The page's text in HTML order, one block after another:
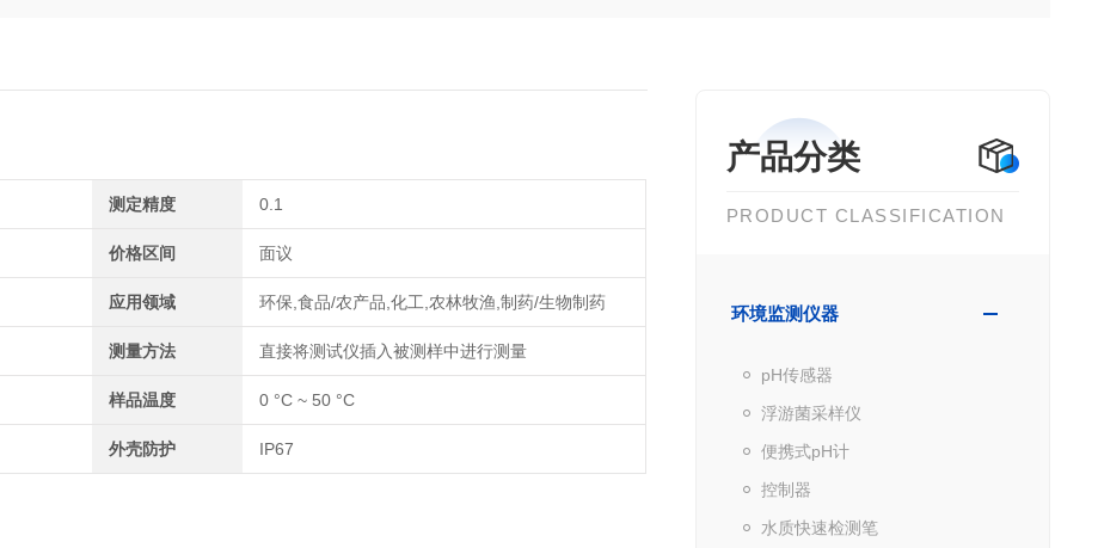
产品分类
PRODUCT CLASSIFICATION
环境监测仪器
pH传感器
浮游菌采样仪
便携式pH计
控制器
水质快速检测笔
测定精度 0.1
价格区间 面议
应用领域 环保,食品/农产品,化工,农林牧渔,制药/生物制药
测量方法 直接将测试仪插入被测样中进行测量
样品温度 0 °C ~ 50 °C
外壳防护 IP67